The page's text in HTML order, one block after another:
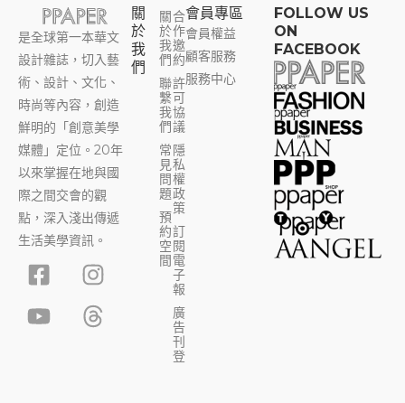
是全球第一本華文
設計雜誌，切入藝
術、設計、文化、
時尚等內容，創造
鮮明的「創意美學
媒體」定位。20年
以來掌握在地與國
際之間交會的觀
點，深入淺出傳遞
生活美學資訊。
F
a
c
I
n
s
t
Y
o
u
T
h
r
e
關
於
我
們
關
於
我
們
聯
繫
我
們
常
見
問
題
預
約
空
間
合
作
邀
約
許
可
協
議
隱
私
權
政
策
訂
閱
電
子
報
廣
告
刊
登
會員專區​
會員權益
顧客服務
服務中心
FOLLOW US
ON
FACEBOOK